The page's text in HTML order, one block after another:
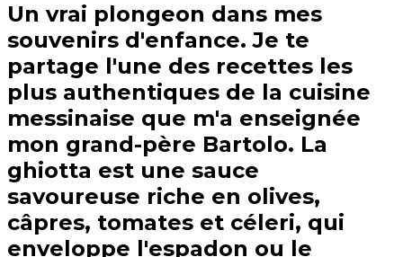
Un vrai plongeon dans mes
souvenirs d'enfance. Je te
partage l'une des recettes les
plus authentiques de la cuisine
messinaise que m'a enseignée
mon grand-père Bartolo. La
ghiotta est une sauce
savoureuse riche en olives,
câpres, tomates et céleri, qui
enveloppe l'espadon ou le